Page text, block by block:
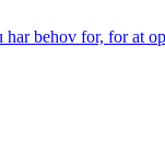
behov for, for at